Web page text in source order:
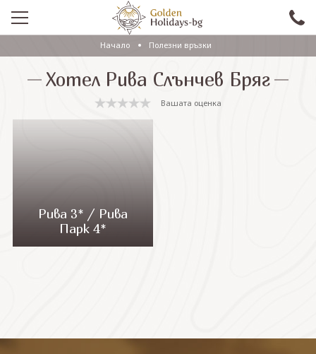
ПРОМО
EКСКУРЗИИ СЪС САМОЛЕТ
ЕКЗОТИКА
Начало Полезни връзки
Хотел Рива Слънчев Бряг
Вашата оценка
Рива 3* / Рива
Парк 4*